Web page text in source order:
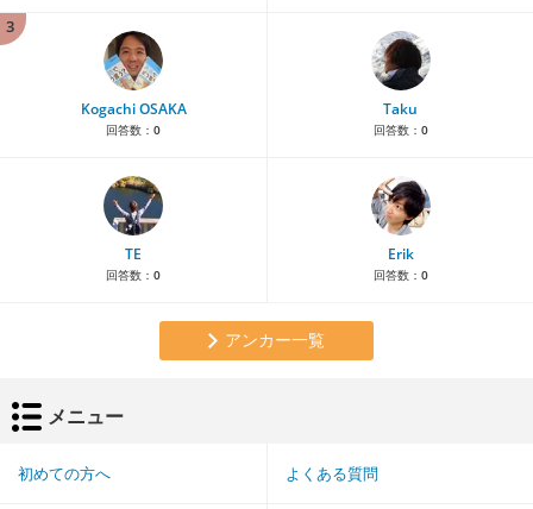
3
Kogachi OSAKA
回答数： 0
Taku
回答数： 0
TE
回答数： 0
Erik
回答数： 0
アンカー一覧
メニュー
初めての方へ よくある質問